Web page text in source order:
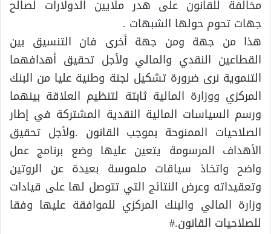
مخالفة للقانون على هدر ملايين الدولارات لصالح
جهات تحوم حولها الشبهات .
هذا من جهة ومن جهة أخرى فان التنسيق بين
القطاعين النقدي والمالي ولأجل تحقيق أهدافهما
التنموية نرى ضرورة تشكيل لجنة وطنية عليا من البنك
المركزي ووزارة المالية ثابتة لتنظيم العلاقة بينهما
ورسم السياسات المالية النقدية المشتركة في إطار
الصلاحيات الممنوحة بموجب القانون .ولأجل تحقيق
الأهداف المرسومة يتعين عليها وضع برنامج عمل
واضح واتخاذ سياقات ملموسة بعيدة عن الروتين
وتعقيداته وعرض النتائج التي تتوصل لها على قيادات
وزارة المالي والبنك المركزي للموافقة عليها وفقا
للصلاحيات القانون.#